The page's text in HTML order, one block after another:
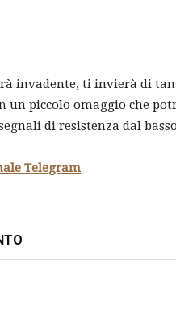
invadente, ti invierà di
un piccolo omaggio che
di resistenza dal
Telegram